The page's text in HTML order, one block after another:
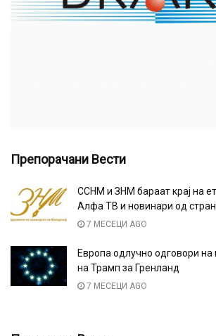
Препорачани Вести
ССНМ и ЗНМ бараат крај на
Алфа ТВ и новинари од
7 МЕСЕЦИ AGO
Европа одлучно одговори на
на Трамп за Гренланд
7 МЕСЕЦИ AGO